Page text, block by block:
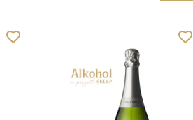
favorite_border favorite_border